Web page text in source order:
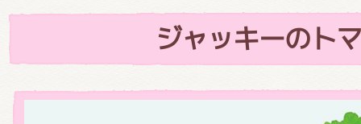
ジャッキーのト
スタッフブログ